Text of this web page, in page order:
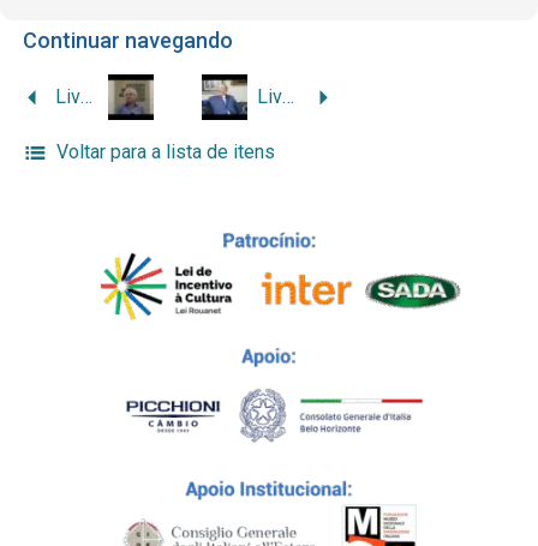
Continuar navegando
Livro Imigrantes Italianos: Rubens Menin Livro Imigrantes Italianos: Ettore (Heitor) Picchioni (por Celso Picchioni)
Voltar para a lista de itens